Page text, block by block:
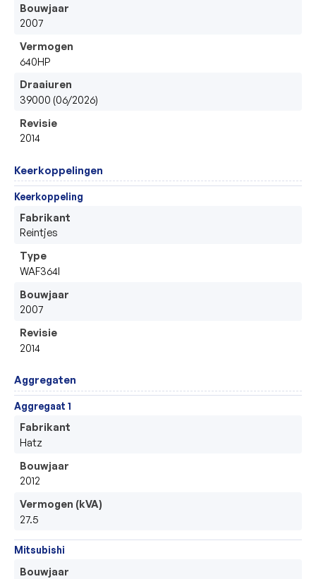
Bouwjaar
2007
Vermogen
640HP
Draaiuren
39000 (06/2026)
Revisie
2014
Keerkoppelingen
Keerkoppeling
Fabrikant
Reintjes
Type
WAF364I
Bouwjaar
2007
Revisie
2014
Aggregaten
Aggregaat 1
Fabrikant
Hatz
Bouwjaar
2012
Vermogen (kVA)
27.5
Mitsubishi
Bouwjaar